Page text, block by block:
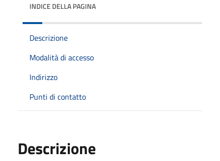
INDICE DELLA PAGINA
Descrizione
Modalità di accesso
Indirizzo
Punti di contatto
Descrizione